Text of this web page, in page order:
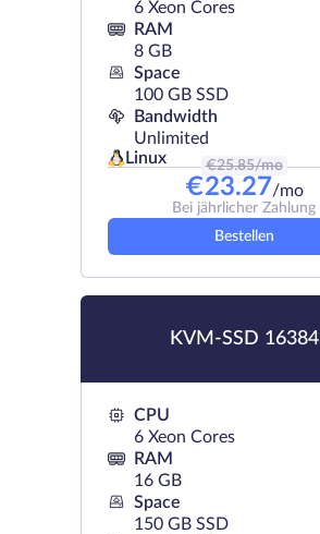
6 Xeon Cores
RAM
8 GB
Space
100 GB SSD
Bandwidth
Unlimited
Linux
€25.85/mo
€23.27/mo
Bei jährlicher Zahlung
Bestellen
KVM-SSD 16384
CPU
6 Xeon Cores
RAM
16 GB
Space
150 GB SSD